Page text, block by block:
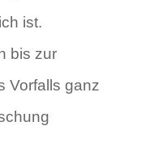
ist.
bis zur
Vorfalls ganz